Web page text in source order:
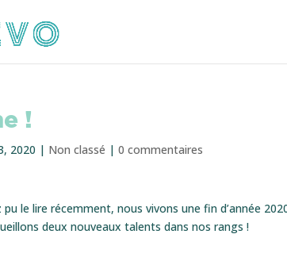
!
2020 | Non classé |0 commentaires
le lire récemment, nous vivons une fin d’année
deux nouveaux talents dans nos rangs !